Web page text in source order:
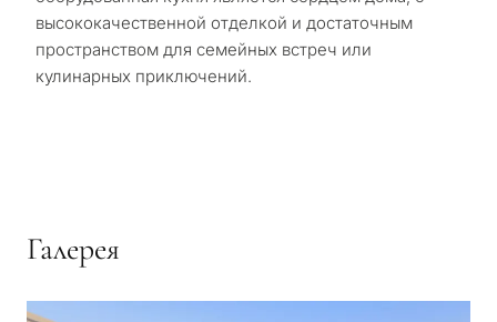
высококачественной отделкой и достаточным
пространством для семейных встреч или
кулинарных приключений.
Галерея